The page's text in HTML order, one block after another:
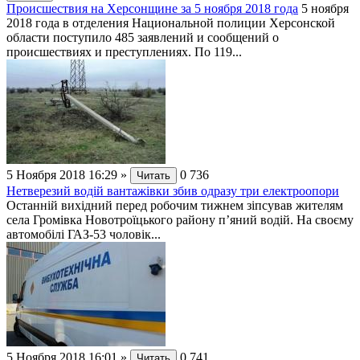
Происшествия на Херсонщине за 5 ноября 2018 года 5 ноября
2018 года в отделения Национальной полиции Херсонской
области поступило 485 заявлений и сообщений о
происшествиях и преступлениях. По 119...
5 Ноября 2018 16:29 » Читать 0 736
Нетверезий водій вантажівки збив одразу три електроопори
Останній вихідний перед робочим тижнем зіпсував жителям
села Громівка Новотроїцького району п’яний водій. На своєму
автомобілі ГАЗ-53 чоловік...
5 Ноября 2018 16:01 » 0 741